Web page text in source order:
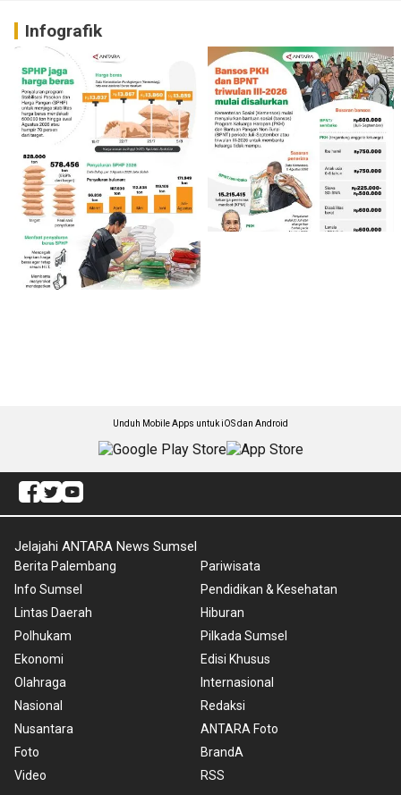
Infografik
Unduh Mobile Apps untuk iOS dan Android
Jelajahi ANTARA News Sumsel
Berita Palembang
Info Sumsel
Lintas Daerah
Polhukam
Ekonomi
Olahraga
Nasional
Nusantara
Foto
Video
Pariwisata
Pendidikan & Kesehatan
Hiburan
Pilkada Sumsel
Edisi Khusus
Internasional
Redaksi
ANTARA Foto
BrandA
RSS